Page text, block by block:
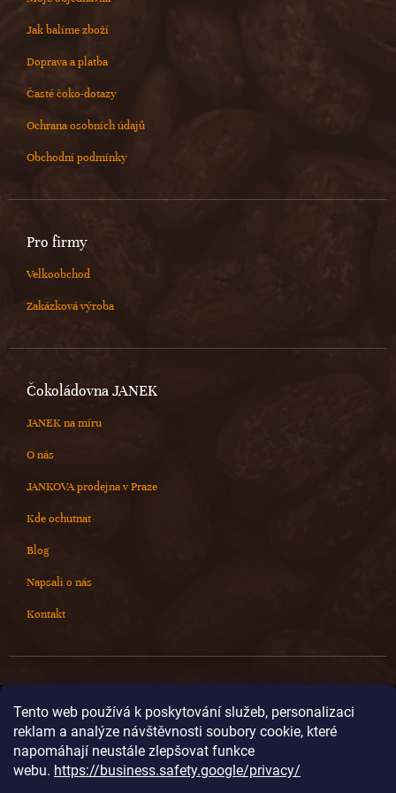
Tento web používá k poskytování služeb, personalizaci
reklam a analýze návštěvnosti soubory cookie, které
napomáhají neustále zlepšovat funkce
webu. https://business.safety.google/privacy/
Jak balíme zboží
Doprava a platba
Časté čoko-dotazy
Ochrana osobních údajů
Obchodní podmínky
Pro firmy
Velkoobchod
Zakázková výroba
Čokoládovna JANEK
JANEK na míru
O nás
JANKOVA prodejna v Praze
Kde ochutnat
Blog
Napsali o nás
Kontakt
info@cokoladovnajanek.cz
+420 778 716 678